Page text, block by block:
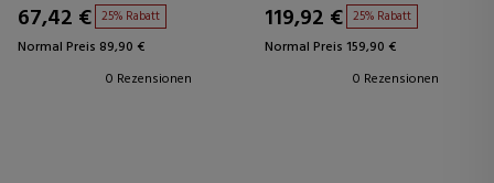
67,42 € 25% Rabatt
Normal Preis 89,90 €
0 Rezensionen
119,92 € 25% Rabatt
Normal Preis 159,90 €
0 Rezensionen